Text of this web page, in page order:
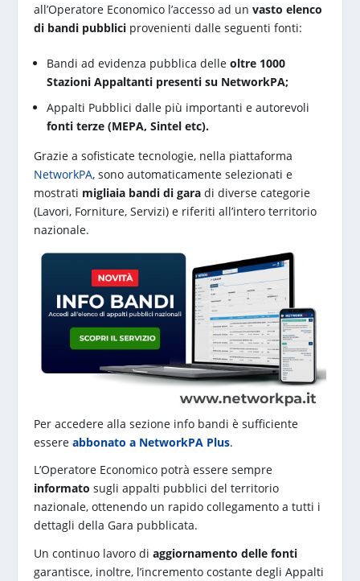
all’Operatore Economico l’accesso ad unvasto elenco
di bandi pubblici provenienti dalle seguenti fonti:
Bandi ad evidenza pubblica delleoltre 1000
Stazioni Appaltanti presenti su NetworkPA;
Appalti Pubblici dalle più importanti e autorevoli
fonti terze (MEPA, Sintel etc).
Grazie a sofisticate tecnologie, nella piattaforma
NetworkPA, sono automaticamente selezionati e
mostrati migliaia bandi di gara di diverse categorie
(Lavori, Forniture, Servizi) e riferiti all’intero territorio
nazionale.
Per accedere alla sezione info bandi è sufficiente
essereabbonato a NetworkPA Plus.
L’Operatore Economico potrà essere sempre
informato sugli appalti pubblici del territorio
nazionale, ottenendo un rapido collegamento a tutti i
dettagli della Gara pubblicata.
Un continuo lavoro diaggiornamento delle fonti
garantisce, inoltre, l’incremento costante degli Appalti